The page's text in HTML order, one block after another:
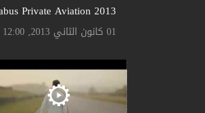
Private Aviation 2013
01 كانون الثاني 2013, 12:00 ص